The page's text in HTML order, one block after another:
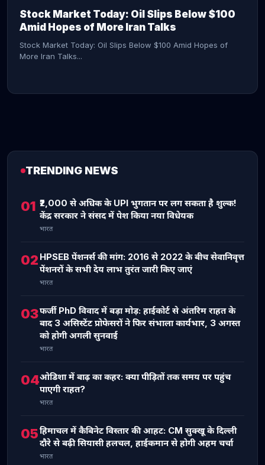
Stock Market Today: Oil Slips Below $100
Amid Hopes of More Iran Talks
Stock Market Today: Oil Slips Below $100 Amid Hopes of
More Iran Talks...
TRENDING NEWS
01 ₹2,000 से अधिक के UPI भुगतान पर लग सकता है शुल्क!
केंद्र सरकार ने संसद में पेश किया नया विधेयक
भारत
02 HPSEB पेंशनर्स की मांग: 2016 से 2022 के बीच सेवानिवृत्त
पेंशनरों के सभी देय लाभ तुरंत जारी किए जाएं
भारत
03फर्जी PhD विवाद में बड़ा मोड़: हाईकोर्ट से अंतरिम राहत के
बाद 3 असिस्टेंट प्रोफेसरों ने फिर संभाला कार्यभार, 3 अगस्त
को होगी अगली सुनवाई
भारत
04ओडिशा में बाढ़ का कहर: क्या पीड़ितों तक समय पर पहुंच
पाएगी राहत?
भारत
05हिमाचल में कैबिनेट विस्तार की आहट: CM सुक्खू के दिल्ली
दौरे से बढ़ी सियासी हलचल, हाईकमान से होगी अहम चर्चा
भारत